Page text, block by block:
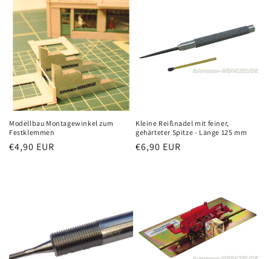
Modellbau Montagewinkel zum
Festklemmen
Normaler
€4,90 EUR
Kleine Reißnadel mit feiner,
gehärteter Spitze - Länge 125 mm
Normaler
€6,90 EUR